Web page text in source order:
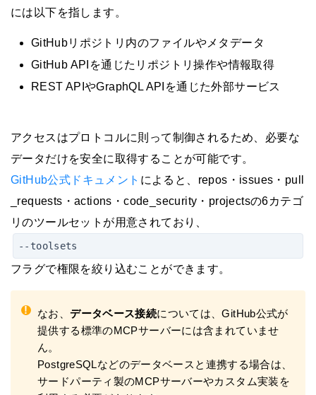
には以下を指します。
GitHubリポジトリ内のファイルやメタデータ
GitHub APIを通じたリポジトリ操作や情報取得
REST APIやGraphQL APIを通じた外部サービス
アクセスはプロトコルに則って制御されるため、必要な
データだけを安全に取得することが可能です。
GitHub公式ドキュメント によると、repos・issues・pull
_requests・actions・code_security・projectsの6カテゴ
リのツールセットが用意されており、
--toolsets
フラグで権限を絞り込むことができます。
! なお、データベース接続については、GitHub公式が
提供する標準のMCPサーバーには含まれていませ
ん。
PostgreSQLなどのデータベースと連携する場合は、
サードパーティ製のMCPサーバーやカスタム実装を